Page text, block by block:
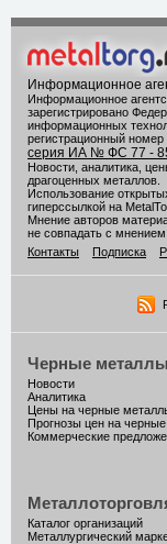
Информационное
Информационное
зарегистрировано
информационных
регистрационный номер
серия ИА № ФС 77 -
Новости, аналитика,
драгоценных металлов.
Использование
гиперссылкой на
Мнение авторов
не совпадать с мнением
Контакты
Подписка
Черные металлы
Новости
Аналитика
Цены на черные
Прогнозы цен на
Коммерческие
Каталог организаций
Металлургический